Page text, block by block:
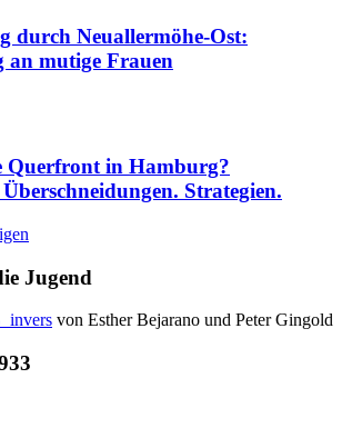
durch Neuallermöhe-Ost:
an mutige Frauen
Querfront in Hamburg?
Strategien.
Jugend
von Esther Bejarano und Peter Gingold